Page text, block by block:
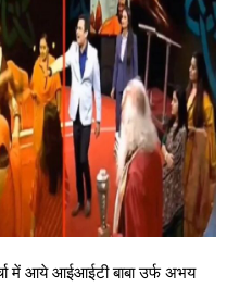
में आये आईआईटी बाबा उर्फ अभय